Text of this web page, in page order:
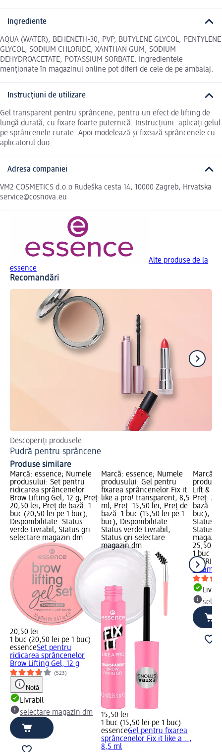
Ingrediente
AQUA (WATER), BEHENETH-30, PVP, BUTYLENE GLYCOL, PENTYLENE
GLYCOL, SODIUM CHLORIDE, XANTHAN GUM, SODIUM
DEHYDROACETATE, POTASSIUM SORBATE. Ingredientele
menționate în magazinul online pot diferi de cele de pe ambalaj.
Instrucțiuni de utilizare
Gel transparent pentru sprâncene, pentru un efect de lifting de
lungă durată, cu fixare foarte puternică. Instrucțiuni: aplicați gelul
pe sprâncenele curate. Apoi modelează și fixează sprâncenele cu
aplicatorul duo.
Adresa companiei
VM2 COSMETICS d.o.o Rudeška cesta 14, 10000 Zagreb, Hrvatska
service@cosnova.eu
Alte produse de la
essence
Recomandări
Descoperiți produsele
Pudră pentru sprâncene
Produse similare
Marcă: essence; Numele
produsului: Set pentru
ridicarea sprâncenelor
Brow Lifting Gel, 12 g; Preț:
20,50 lei; Preț de bază: 1
buc (20,50 lei pe 1 buc);
Disponibilitate: Status
verde Livrabil, Status gri
selectare magazin dm
20,50 lei
1 buc (20,50 lei pe 1 buc)
essenceSet pentru
ridicarea sprâncenelor
Brow Lifting Gel, 12 g
(523)
Notă
Livrabil
selectare magazin dm
Marcă: essence; Numele
produsului: Gel pentru
fixarea sprâncenelor Fix it
like a pro! transparent, 8,5
ml; Preț: 15,50 lei; Preț de
bază: 1 buc (15,50 lei pe 1
buc); Disponibilitate:
Status verde Livrabil,
Status gri selectare
magazin dm
15,50 lei
1 buc (15,50 lei pe 1 buc)
essenceGel pentru fixarea
sprâncenelor Fix it like a...,
8,5 ml
Marcă:
Lift &
Preț:
bază: 1
buc);
Status
Status
25,50 lei
1 buc
CATRICE
&